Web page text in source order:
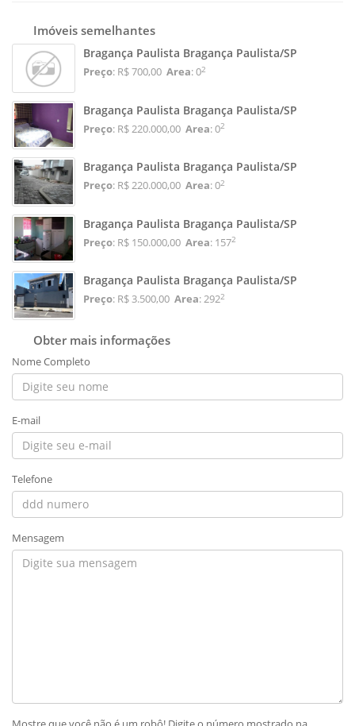
Imóveis semelhantes
Bragança Paulista Bragança Paulista/SP
Preço: R$ 700,00 Area: 02
Bragança Paulista Bragança Paulista/SP
Preço: R$ 220.000,00 Area: 02
Bragança Paulista Bragança Paulista/SP
Preço: R$ 220.000,00 Area: 02
Bragança Paulista Bragança Paulista/SP
Preço: R$ 150.000,00 Area: 1572
Bragança Paulista Bragança Paulista/SP
Preço: R$ 3.500,00 Area: 2922
Obter mais informações
Nome Completo
E-mail
Telefone
Mensagem